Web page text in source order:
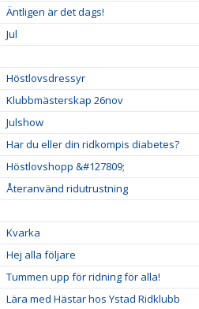
Äntligen är det dags!
Jul
Höstlovsdressyr
Klubbmästerskap 26nov
Julshow
Har du eller din ridkompis diabetes?
Höstlovshopp &#127809;
Återanvänd ridutrustning
Kvarka
Hej alla följare
Tummen upp för ridning för alla!
Lära med Hästar hos Ystad Ridklubb